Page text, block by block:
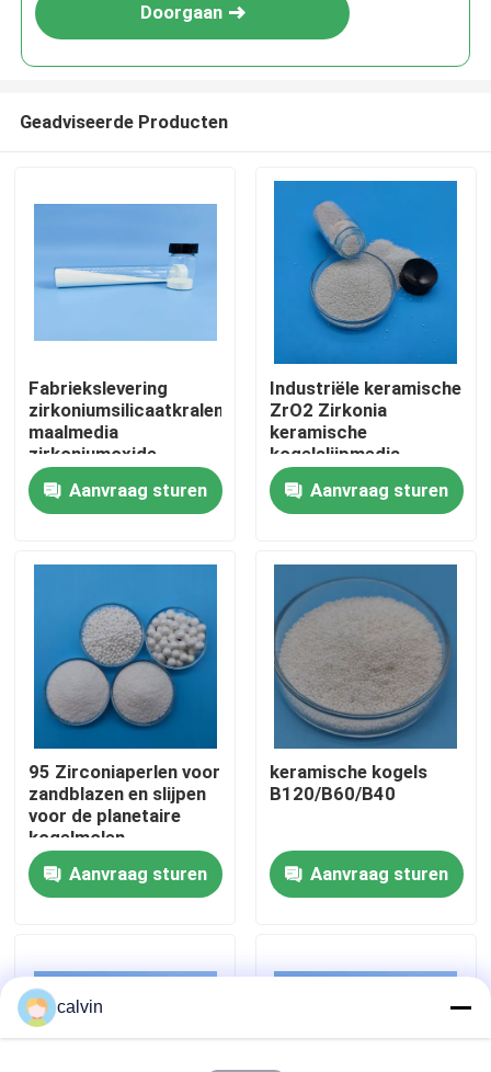
Thuis
Producten
Fabrieksreis
Kwaliteitscontrole
Contacteer ons
Vraag een offerte aan
Het ceramische Parel Vernietigen
Doorgaan
Geadviseerde Producten
Fabriekslevering
zirkoniumsilicaatkralen
maalmedia
zirkoniumoxide
keramische ballen
Aanvraag sturen
Industriële keramische
ZrO2 Zirkonia
keramische
kogelslijpmedia
Zirkoniumsilicaatkralen
Aanvraag sturen
95 Zirconiaperlen voor
zandblazen en slijpen
voor de planetaire
kogelmolen
Aanvraag sturen
keramische kogels
B120/B60/B40
Aanvraag sturen
calvin